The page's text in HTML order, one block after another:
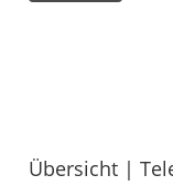
Übersicht |